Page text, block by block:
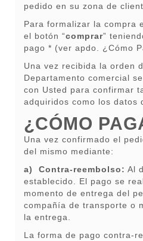
pedido en su zona de
Para formalizar la compra
el botón “comprar”
pago * (ver apdo. ¿Cómo
Una vez recibida la orden
Departamento comercial
con Usted para confirmar
adquiridos como los datos
¿CÓMO
Una vez confirmado el
del mismo mediante:
a) Contra-reembolso: Al
establecido. El pago se
momento de entrega del
compañía de transporte o
la entrega.
La forma de pago contra-